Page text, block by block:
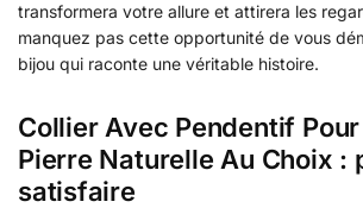
transformera votre allure et attirera les
manquez pas cette opportunité de vous
bijou qui raconte une véritable histoire.
Collier Avec Pendentif
Pierre Naturelle Au Choix :
satisfaire